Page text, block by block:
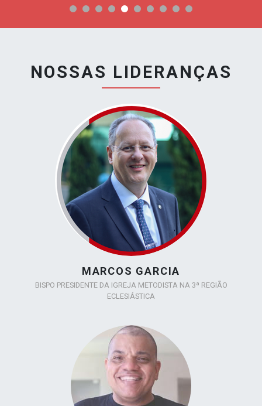
NOSSAS LIDERANÇAS
MARCOS GARCIA
BISPO PRESIDENTE DA IGREJA METODISTA NA 3ª REGIÃO
ECLESIÁSTICA